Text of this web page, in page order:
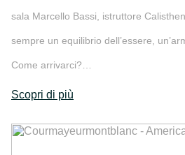
sala Marcello Bassi, istruttore
sempre un equilibrio dell’essere,
Come arrivarci?…
Scopri di più